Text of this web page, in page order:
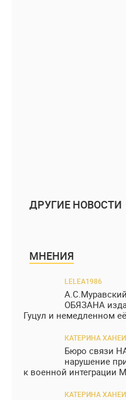
ДРУГИЕ НОВОСТИ
МНЕНИЯ
LELEA1986
ОБЯЗАНА
Гуцул и немедленном
КАТЕРИНА
Бюро связи
нарушение
к военной интеграции
КАТЕРИНА